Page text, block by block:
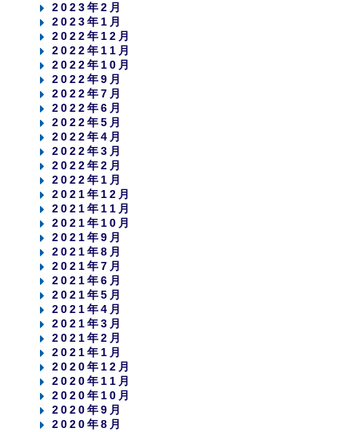
2023年2月
2023年1月
2022年12月
2022年11月
2022年10月
2022年9月
2022年7月
2022年6月
2022年5月
2022年4月
2022年3月
2022年2月
2022年1月
2021年12月
2021年11月
2021年10月
2021年9月
2021年8月
2021年7月
2021年6月
2021年5月
2021年4月
2021年3月
2021年2月
2021年1月
2020年12月
2020年11月
2020年10月
2020年9月
2020年8月